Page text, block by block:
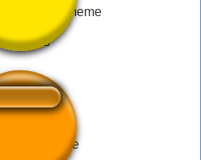
Meme meme
Song Meme